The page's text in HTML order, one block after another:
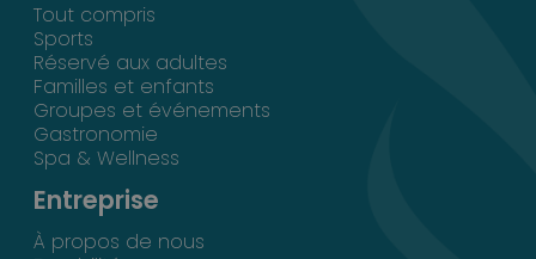
Tout compris
Sports
Réservé aux adultes
Familles et enfants
Groupes et événements
Gastronomie
Spa & Wellness
Entreprise
À propos de nous